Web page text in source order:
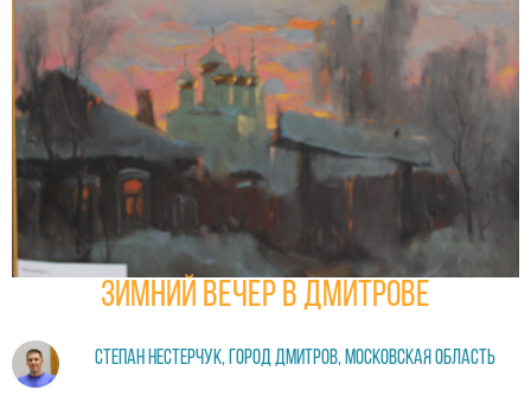
Зимний вечер в Дмитрове
Степан Нестерчук, город Дмитров, Московская область